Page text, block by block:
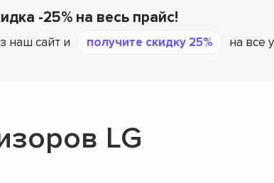
-25% на весь прайс!
наш сайт и получите скидку 25% на все
LG